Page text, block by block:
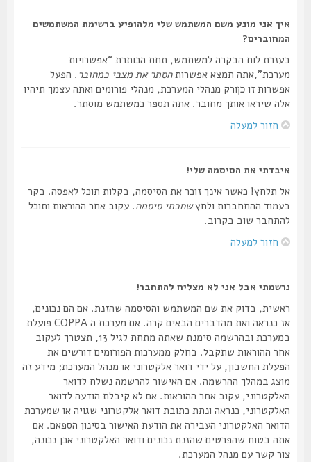
איך אני מונע משם המשתמש שלי מלהופיע ברשימת המשתמשים
המחוברים?
בעזרת לוח הבקרה למשתמש, תחת הכותרת “אפשרויות
מערכת”,אתה תמצא אפשרותהסתר את מצבי כמחובר. הפעל
אפשרות זוכןורק מנהלי המערכת, מנהלי פורומים ואתה עצמך תיהיו
אלה שיראו אותך מחובר. אתה תספר כמשתמש מוסתר.
חזור למעלה
איבדתי את הסיסמה שלי!
אל תלחץ! כאשר אינך זוכר את הסיסמה, בקלות תוכל לאפסה. בקר
בעמוד ההתחברות ולחץשחכתי סיסמה. עקוב אחר ההוראות ותוכל
להתחבר שוב בקרוב.
חזור למעלה
נרשמתי אבל אני לא מצליח להתחבר!
ראשית, בדוק את שם המשתמש והסיסמה שהזנת. אם הם נכונים,
אז כנראה ואת מהדברים הבאים קרה. אם מערכת ה COPPA פועלת
במערכת ובהרשמה סימנת שאתה מתחת לגיל 13, תצטרך לעקוב
אחר ההוראות שתקבל. בחלק ממערכות הפורומים דורשים את
הפעלת החשבון, על ידי דואר אלקטרוני או מנהל המערכת; מידע זה
מוצג במהלך ההרשמה. אם האישור להרשמה נשלח לדואר
האלקטרוני, עקוב אחר ההוראות. אם לא קיבלת הודעה לדואר
האלקטרוני, כנראה ונתת כתובת דואר אלקטרוני שגויה או שמערכת
הדואר האלקטרוני העבירה את הודעת האישור בסינון הספאם. אם
אתה בטוח שהפרטים שהזנת נכונים ודואר האלקטרוני אכן נכונה,
צור קשר עם מנהל המערכת.